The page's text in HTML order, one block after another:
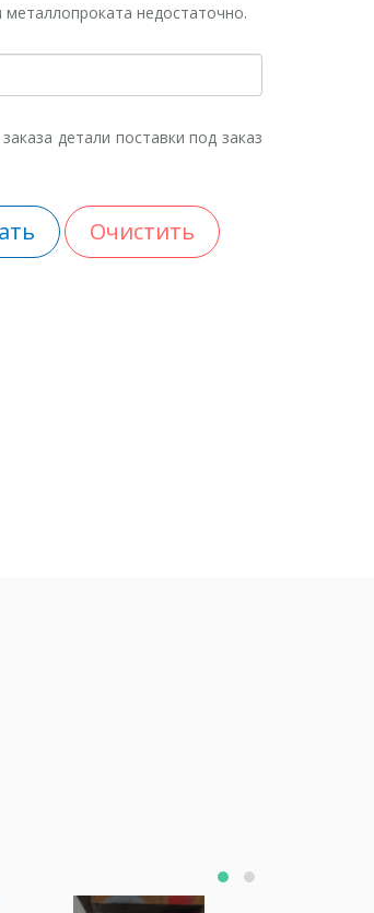
металлопроката недостаточно.
детали поставки под заказ
Очистить